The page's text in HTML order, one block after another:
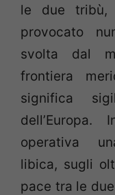
le due tribù,
provocato
svolta dal
frontiera
significa
operativa
libica, sugli
pace tra le